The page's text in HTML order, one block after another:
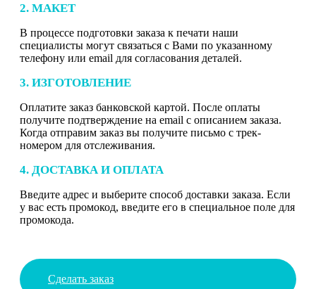
2. МАКЕТ
В процессе подготовки заказа к печати наши
специалисты могут связаться с Вами по указанному
телефону или email для согласования деталей.
3. ИЗГОТОВЛЕНИЕ
Оплатите заказ банковской картой. После оплаты
получите подтверждение на email с описанием заказа.
Когда отправим заказ вы получите письмо с трек-
номером для отслеживания.
4. ДОСТАВКА И ОПЛАТА
Введите адрес и выберите способ доставки заказа. Если
у вас есть промокод, введите его в специальное поле для
промокода.
Сделать заказ